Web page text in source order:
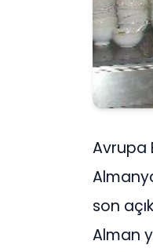
Avrupa
son
Alman